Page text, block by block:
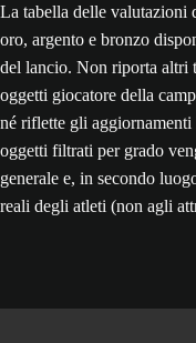
La tabella delle valutazioni
oro, argento e bronzo
del lancio. Non riporta altri
oggetti giocatore della
né riflette gli
oggetti filtrati per grado
generale e, in secondo
reali degli atleti (non agli